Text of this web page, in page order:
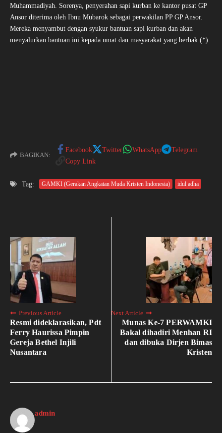
Muhammadiyah. Sorenya, penyerahan sapi kurban ke kantor pusat GP
Ansor diterima oleh Ibnu Mubarok sebagai perwakilan PP GP Ansor.
Mereka menyambut dengan syukur bantuan sapi kurban dan akan
menyalurkan bantuan ini kepada umat dan masyarakat yang berhak.(*)
BAGIKAN:
Facebook Twitter WhatsApp
Telegram
Copy Link
Tag: GAMKI (Gerakan Angkatan Muda Kristen Indonesia) idul adha
Previous Article
Resmi dideklarasikan, Pdt
Ferry Haurissa Pimpin
Gereja Bethel Injili
Nusantara
Next Article
Munas Ke-7 PERWAMKI
Bakal dihadiri Menhan RI
dan dibuka Dirjen Bimas
Kristen
admin